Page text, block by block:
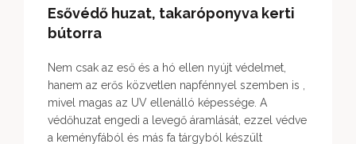
Esővédő huzat, takaróponyva kerti
bútorra
Nem csak az eső és a hó ellen nyújt védelmet,
hanem az erős közvetlen napfénnyel szemben is ,
mivel magas az UV ellenálló képessége. A
védőhuzat engedi a levegő áramlását, ezzel védve
a keményfából és más fa tárgyból készült